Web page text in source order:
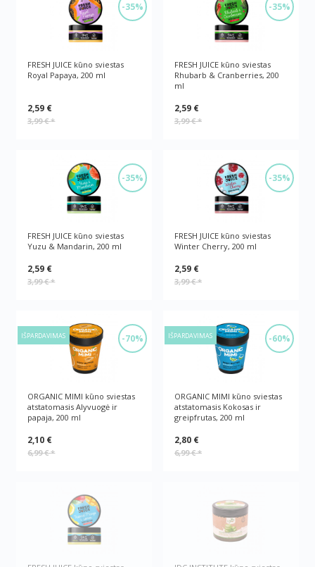
-35%
FRESH JUICE kūno sviestas
Royal Papaya, 200 ml
2,59 €
3,99 €*
-35%
FRESH JUICE kūno sviestas
Rhubarb & Cranberries, 200
ml
2,59 €
3,99 €*
-35%
FRESH JUICE kūno sviestas
Yuzu & Mandarin, 200 ml
2,59 €
3,99 €*
-35%
FRESH JUICE kūno sviestas
Winter Cherry, 200 ml
2,59 €
3,99 €*
-70%
IŠPARDAVIMAS
ORGANIC MIMI kūno sviestas
atstatomasis Alyvuogė ir
papaja, 200 ml
2,10 €
6,99 €*
-60%
IŠPARDAVIMAS
ORGANIC MIMI kūno sviestas
atstatomasis Kokosas ir
greipfrutas, 200 ml
2,80 €
6,99 €*